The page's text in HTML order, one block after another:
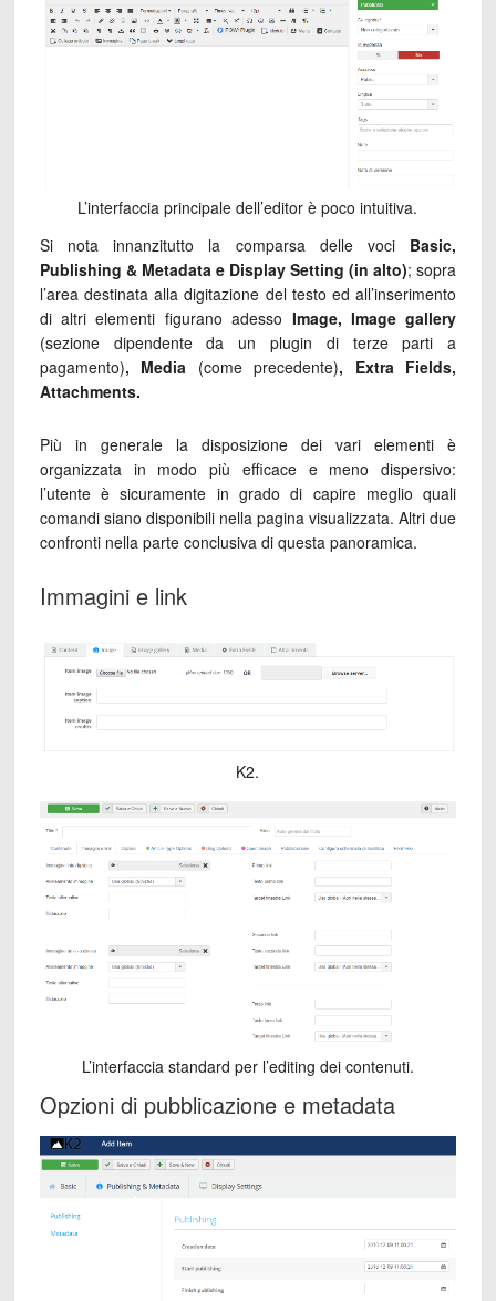
L’interfaccia principale dell’editor è poco intuitiva.
Si nota innanzitutto la comparsa delle vociBasic,
Publishing & Metadata e Display Setting (in alto); sopra
l’area destinata alla digitazione del testo ed all’inserimento
di altri elementi figurano adesso Image, Image gallery
(sezione dipendente da un plugin di terze parti a
pagamento), Media (come precedente), Extra Fields,
Attachments.
Più in generale la disposizione dei vari elementi è
organizzata in modo più efficace e meno dispersivo:
l’utente è sicuramente in grado di capire meglio quali
comandi siano disponibili nella pagina visualizzata. Altri due
confronti nella parte conclusiva di questa panoramica.
Immagini e link
K2.
L’interfaccia standard per l’editing dei contenuti.
Opzioni di pubblicazione e metadata